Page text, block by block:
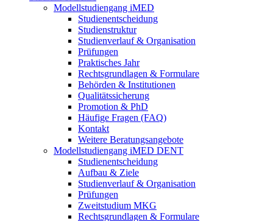
Modellstudiengang iMED
Studienentscheidung
Studienstruktur
Studienverlauf & Organisation
Prüfungen
Praktisches Jahr
Rechtsgrundlagen & Formulare
Behörden & Institutionen
Qualitätssicherung
Promotion & PhD
Häufige Fragen (FAQ)
Kontakt
Weitere Beratungsangebote
Modellstudiengang iMED DENT
Studienentscheidung
Aufbau & Ziele
Studienverlauf & Organisation
Prüfungen
Zweitstudium MKG
Rechtsgrundlagen & Formulare